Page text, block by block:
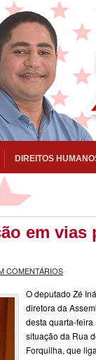
DIREITOS
em vias
COMENTÁRIOS
O deputado Zé
diretora da
desta quarta-
situação da Rua
Forquilha, que